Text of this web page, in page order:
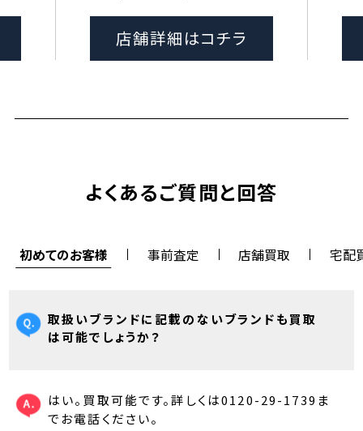
店舗詳細はコチラ
よくあるご質問と回答
初めてのお客様 事前査定 店舗買取 宅配
取扱いブランドに記載のないブランドも買取
は可能でしょうか？
はい。買取可能です。詳しくは0120-29-1739ま
でお電話ください。